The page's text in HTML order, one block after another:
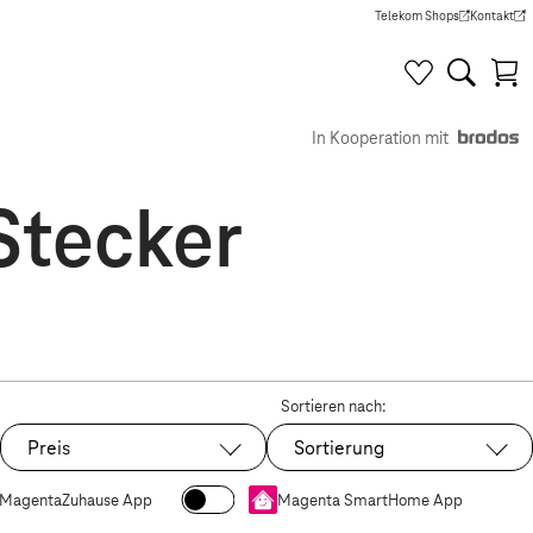
Telekom Shops
(Wird in einem neuen Tab
Kontakt
(Wird in
In Kooperation mit
Preis
Sortieren nach:
Sortierung
MagentaZuhause App Magenta SmartHome App